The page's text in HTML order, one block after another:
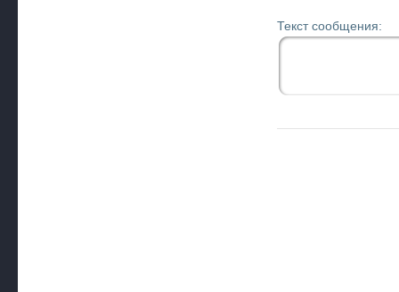
Текст сообщения: